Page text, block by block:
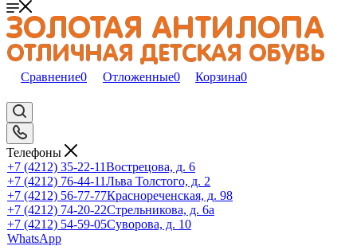
Сравнение0 Отложенные0 Корзина0
Телефоны
+7 (4212) 35-22-11Вострецова, д. 6
+7 (4212) 76-44-11Льва Толстого, д. 2
+7 (4212) 56-77-77Краснореченская, д. 98
+7 (4212) 74-20-22Стрельникова, д. 6а
+7 (4212) 54-59-05Суворова, д. 10
WhatsApp